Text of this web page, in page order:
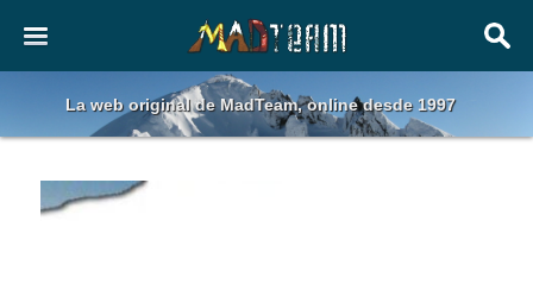
La web original de MadTeam, online desde 1997